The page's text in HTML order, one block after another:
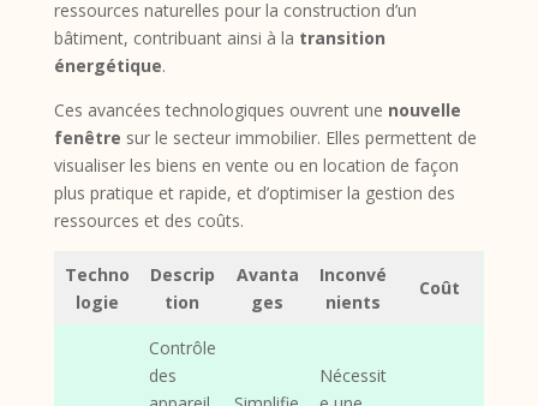
ressources naturelles pour la construction d’un
bâtiment, contribuant ainsi à la transition
énergétique.
Ces avancées technologiques ouvrent une nouvelle
fenêtre sur le secteur immobilier. Elles permettent de
visualiser les biens en vente ou en location de façon
plus pratique et rapide, et d’optimiser la gestion des
ressources et des coûts.
Techno
logie
Descrip
tion
Avanta
ges
Inconvé
nients
Coût
Contrôle
des
Nécessit